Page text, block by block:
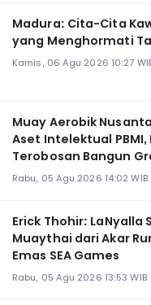
Madura: Cita-Cita
yang Menghormati
Kamis, 06 Agu 2026 10:27
Muay Aerobik
Aset Intelektual
Terobosan Bangun
Rabu, 05 Agu 2026 14:02 WIB
Erick Thohir: LaNyalla
Muaythai dari Akar
Emas SEA Games
Rabu, 05 Agu 2026 13:53 WIB